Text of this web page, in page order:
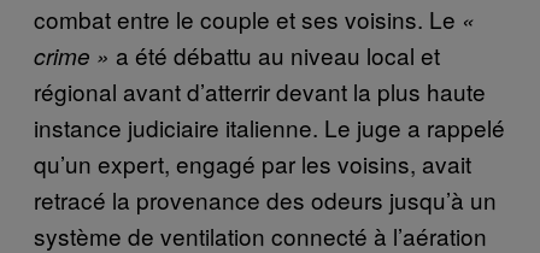
combat entre le couple et ses voisins. Le «
crime » a été débattu au niveau local et
régional avant d’atterrir devant la plus haute
instance judiciaire italienne. Le juge a rappelé
qu’un expert, engagé par les voisins, avait
retracé la provenance des odeurs jusqu’à un
système de ventilation connecté à l’aération